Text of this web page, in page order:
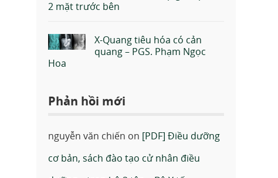
2 mặt trước bên
X-Quang tiêu hóa có cản
quang – PGS. Phạm Ngọc
Hoa
Phản hồi mới
nguyễn văn chiến on [PDF] Điều dưỡng
cơ bản, sách đào tạo cử nhân điều